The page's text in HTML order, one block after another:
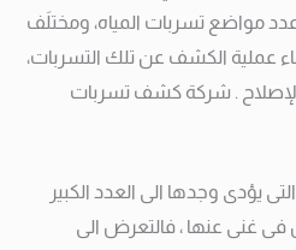
مواضع تسربات المياه، ومختلَف
عملية الكشف عن تلك التسربات،
. شركة كشف تسربات
يؤدى وجدها الى العدد الكبير
فى غنى عنها ، فالتعرض الى